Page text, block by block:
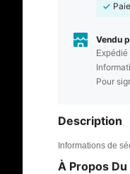
Vendu
Pour
Description
Informations de
À Propos